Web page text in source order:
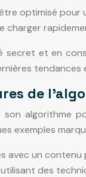
optimisé pour
charger
secret et en
tendances
de
algorithme
exemples
avec un contenu
des